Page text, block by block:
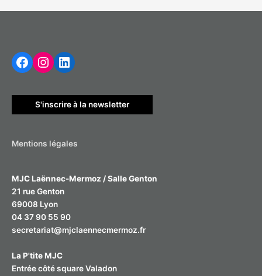
r
h
e
Facebook
Instagram
LinkedIn
S'inscrire à la newsletter
Mentions légales
MJC Laënnec-Mermoz / Salle Genton
21 rue Genton
69008 Lyon
04 37 90 55 90
secretariat@mjclaennecmermoz.fr
La P'tite MJC
Entrée côté square Valadon